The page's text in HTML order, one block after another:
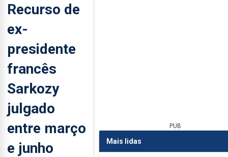
Recurso de
ex-
presidente
francês
Sarkozy
julgado
entre março
e junho
PUB
Mais lidas